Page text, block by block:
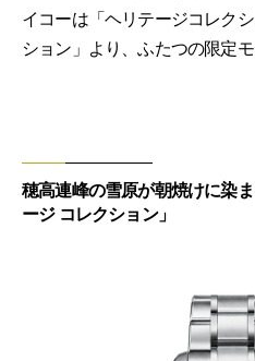
イコーは「ヘリテージコレク
ション」より、ふたつの限定モ
穂高連峰の雪原が朝焼けに染
ージ コレクション」